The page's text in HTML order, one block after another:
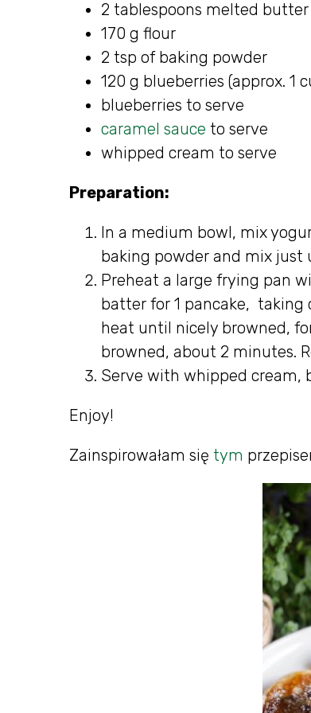
2 tablespoons melted butter
170 g flour
2 tsp of baking powder
120 g blueberries (approx. 1
blueberries to serve
caramel sauce to serve
whipped cream to serve
Preparation:
In a medium bowl, mix
baking powder and mix just
Preheat a large frying pan
batter for 1 pancake, taking
heat until nicely browned,
browned, about 2 minutes.
Serve with whipped cream,
Enjoy!
Zainspirowałam się tym